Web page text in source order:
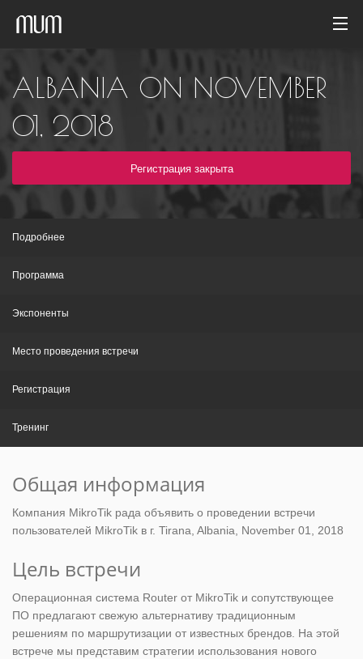
Фотогалерея
Архив событий
ALBANIA ON NOVEMBER
01, 2018
Регистрация закрыта
Подробнее
Программа
Экспоненты
Место проведения встречи
Регистрация
Тренинг
Общая информация
Компания MikroTik рада объявить о проведении встречи
пользователей MikroTik в г. Tirana, Albania, November 01, 2018
Цель встречи
Операционная система Router от MikroTik и сопутствующее
ПО предлагают свежую альтернативу традиционным
решениям по маршрутизации от известных брендов. На этой
встрече мы представим стратегии использования нового